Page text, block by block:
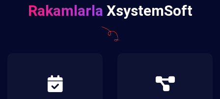
Rakamlarla XsystemSoft